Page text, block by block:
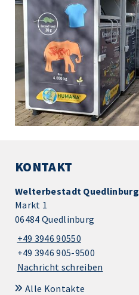
KONTAKT
Welterbestadt Quedlinburg
Markt 1
06484 Quedlinburg
+49 3946 90550
+49 3946 905-9500
Nachricht schreiben
Alle Kontakte